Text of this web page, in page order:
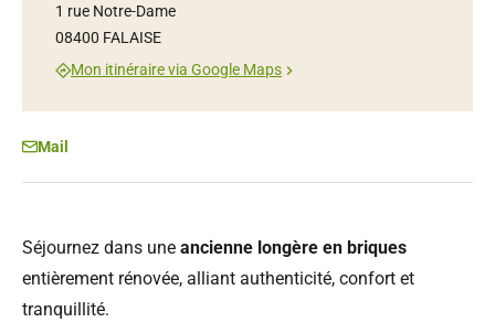
Séjournez dans une ancienne longère en briques
entièrement rénovée, alliant authenticité, confort et
tranquillité.
1 rue Notre-Dame
08400 FALAISE
Mon itinéraire via Google Maps
Mail